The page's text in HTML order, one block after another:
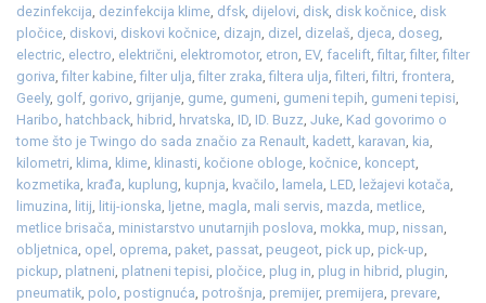
dezinfekcija, dezinfekcija klime, dfsk, dijelovi, disk, disk kočnice, disk
pločice, diskovi, diskovi kočnice, dizajn, dizel , dizelaš, djeca, doseg,
electric, electro, električni, elektromotor, etron, EV, facelift,filtar,filter,filter
goriva,filter kabine,filter ulja,filter zraka,filtera ulja,filteri,filtri, frontera,
Geely, golf, gorivo, grijanje, gume, gumeni, gumeni tepih, gumeni tepisi,
Haribo, hatchback, hibrid, hrvatska, ID, ID. Buzz, Juke, Kad govorimo o
tome što je Twingo do sada značio za Renault, kadett, karavan, kia,
kilometri, klima, klime, klinasti, kočione obloge, kočnice, koncept,
kozmetika, krađa, kuplung, kupnja, kvačilo, lamela, LED, ležajevi kotača,
limuzina, litij, litij-ionska, ljetne, magla, mali servis, mazda, metlice,
metlice brisača, ministarstvo unutarnjih poslova, mokka, mup, nissan,
obljetnica, opel , oprema, paket, passat, peugeot, pick up, pick-up,
pickup, platneni, platneni tepisi, pločice, plug in, plug in hibrid, plugin,
pneumatik, polo, postignuća, potrošnja, premijer, premijera, prevare,